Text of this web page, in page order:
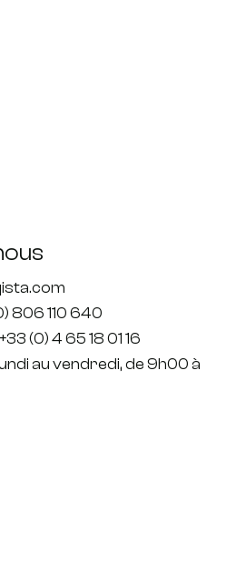
806 110 640
(0) 4 65 18 01 16
au vendredi, de 9h00 à